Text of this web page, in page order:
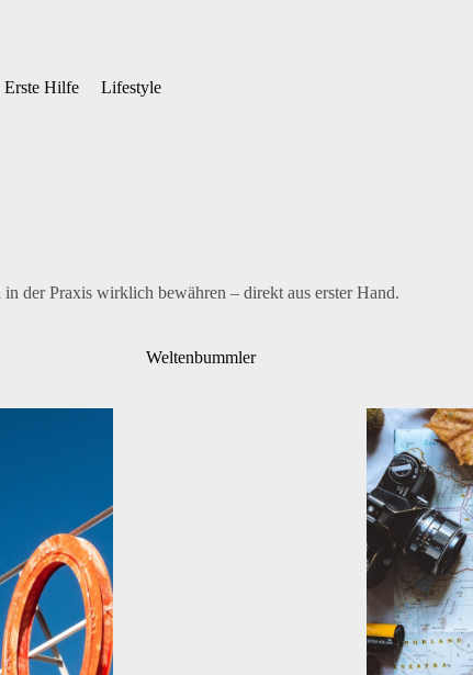
Erste Hilfe Lifestyle
der Praxis wirklich bewähren – direkt aus erster Hand.
Weltenbummler